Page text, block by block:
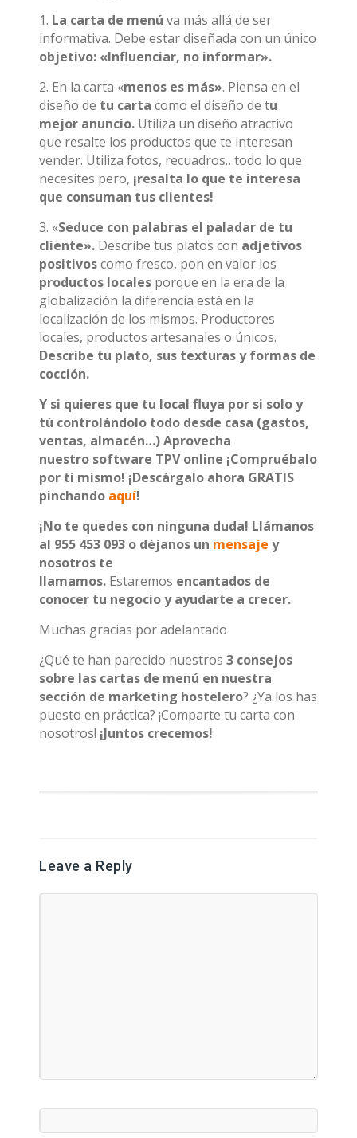
1. La carta de menú va más allá de ser
informativa. Debe estar diseñada con un único
objetivo: «Influenciar, no informar».
2. En la carta «menos es más». Piensa en el
diseño de tu carta como el diseño de tu
mejor anuncio. Utiliza un diseño atractivo
que resalte los productos que te interesan
vender. Utiliza fotos, recuadros…todo lo que
necesites pero, ¡resalta lo que te interesa
que consuman tus clientes!
3. «Seduce con palabras el paladar de tu
cliente». Describe tus platos con adjetivos
positivoscomo fresco, pon en valor los
productos locales porque en la era de la
globalización la diferencia está en la
localización de los mismos. Productores
locales, productos artesanales o únicos.
Describe tu plato, sus texturas y formas de
cocción.
Y si quieres que tu local fluya por si solo y
tú controlándolo todo desde casa (gastos,
ventas, almacén…) Aprovecha
nuestro software TPV online ¡Compruébalo
por ti mismo! ¡Descárgalo ahora GRATIS
pinchando aquí!
¡No te quedes con ninguna duda! Llámanos
al 955 453 093 o déjanos un mensaje y
nosotros te
llamamos. Estaremos encantados de
conocer tu negocio y ayudarte a crecer.
Muchas gracias por adelantado
¿Qué te han parecido nuestros 3 consejos
sobre las cartas de menú en nuestra
sección de marketing hostelero? ¿Ya los has
puesto en práctica? ¡Comparte tu carta con
nosotros! ¡Juntos crecemos!
Leave a Reply